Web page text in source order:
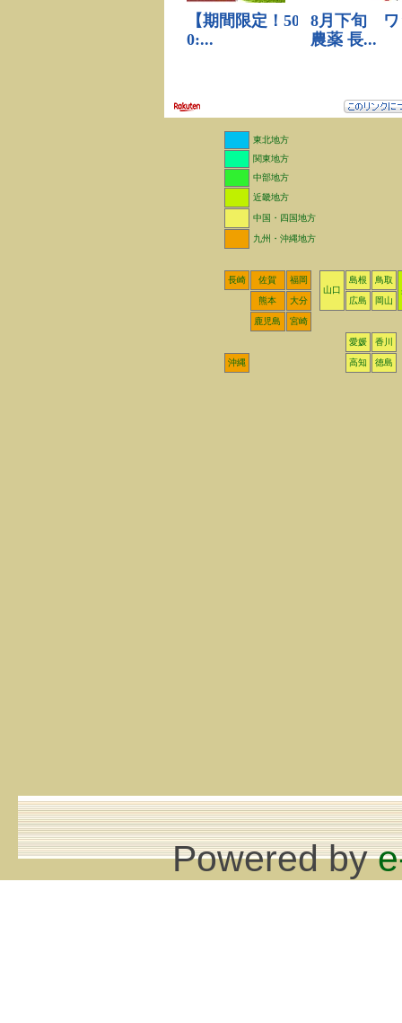
東北地方
関東地方
中部地方
近畿地方
中国・四国地方
九州・沖縄地方
長崎 佐賀
福岡
山口
島根
鳥取
熊本
大分 広島 岡山
鹿児島 宮崎
愛媛 香川
沖縄 高知 徳島
Powered by